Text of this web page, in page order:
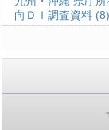
向ＤＩ調査資料 (8)